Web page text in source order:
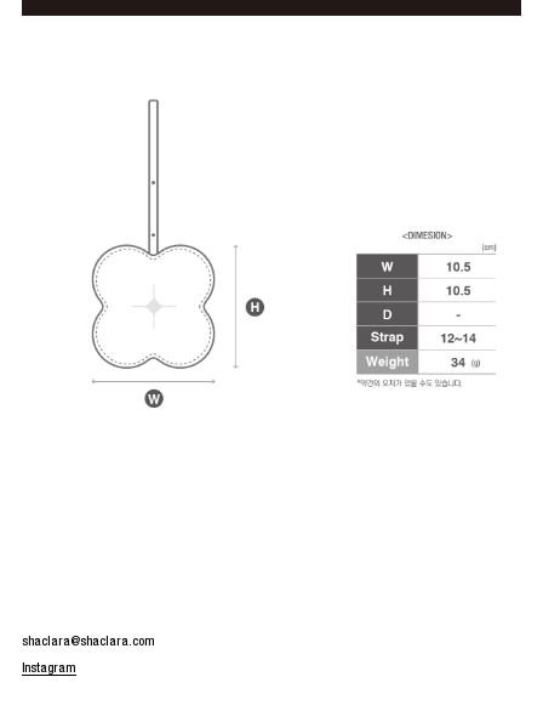
shaclara@shaclara.com
Instagram